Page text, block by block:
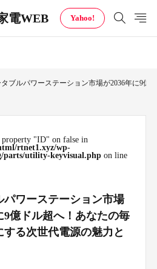
電WEB Yahoo!
タブルパワーステーション市場が2036年に9億
property "ID" on false in
rtnet1.xyz/wp-
parts/utility-keyvisual.phpon line
パワーステーション市場
9億ドル超へ！あなたの毎
する次世代電源の魅力と